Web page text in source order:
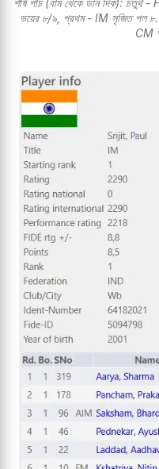
শীর্ষ পাঁচ (বাম থেকে ডান দিক): চতুর্থ -
ভয়ের ৮/৯, প্রথম - IM সৃজিত পল
CM